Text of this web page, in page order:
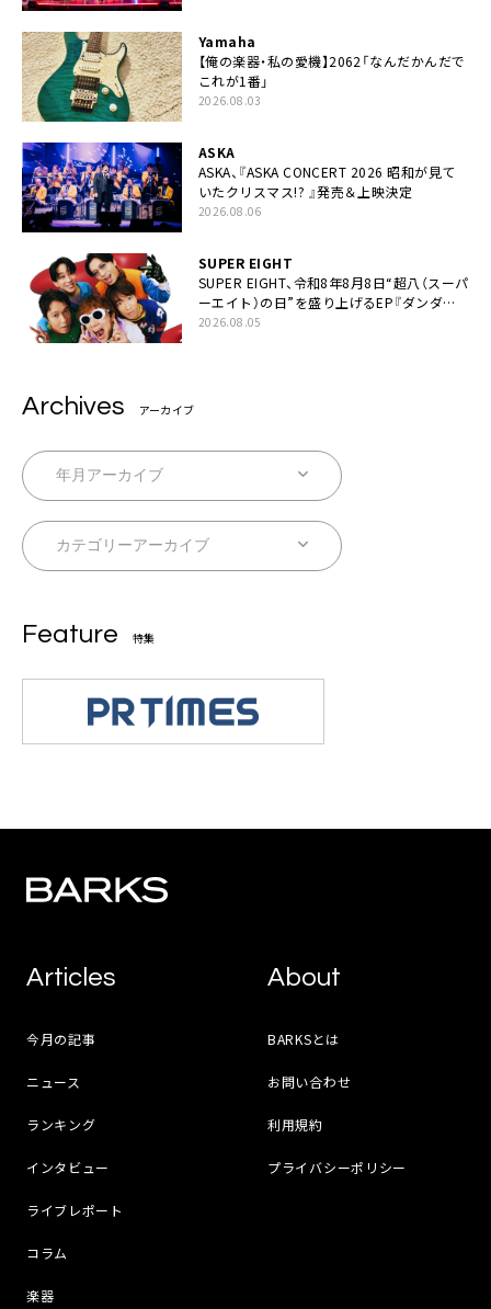
Yamaha
【俺の楽器・私の愛機】2062「なんだかんだで
これが1番」
2026.08.03
ASKA
ASKA、『ASKA CONCERT 2026 昭和が見て
いたクリスマス!? 』発売＆上映決定
2026.08.06
SUPER EIGHT
SUPER EIGHT、令和8年8月8日“超八（スーパ
ーエイト）の日”を盛り上げるEP『ダンダー
ラ』本日リリース
2026.08.05
Archives アーカイブ
Feature 特集
Articles
今月の記事
ニュース
ランキング
インタビュー
ライブレポート
コラム
楽器
About
BARKSとは
お問い合わせ
利用規約
プライバシーポリシー